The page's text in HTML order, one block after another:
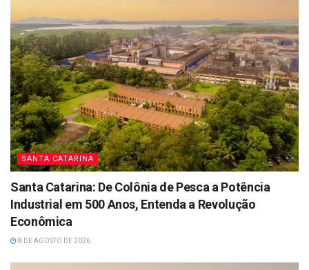
SANTA CATARINA
Santa Catarina: De Colônia de Pesca a Potência
Industrial em 500 Anos, Entenda a Revolução
Econômica
8 DE AGOSTO DE 2026